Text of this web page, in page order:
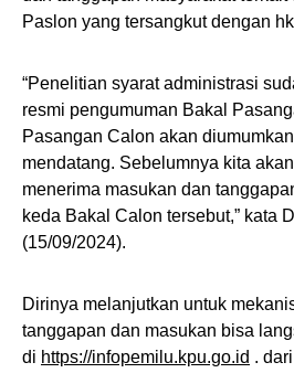
Paslon yang tersangkut dengan
“Penelitian syarat administrasi
resmi pengumuman Bakal
Pasangan Calon akan
mendatang. Sebelumnya kita
menerima masukan dan
keda Bakal Calon tersebut,” kata
(15/09/2024).
Dirinya melanjutkan untuk
tanggapan dan masukan bisa
di https://infopemilu.kpu.go.id .